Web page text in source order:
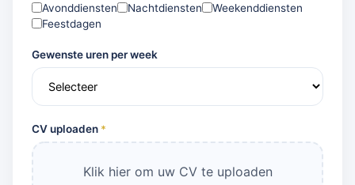
Avonddiensten
Nachtdiensten
Weekenddiensten
Feestdagen
Gewenste uren per week
CV uploaden *
Klik hier om uw CV te uploaden